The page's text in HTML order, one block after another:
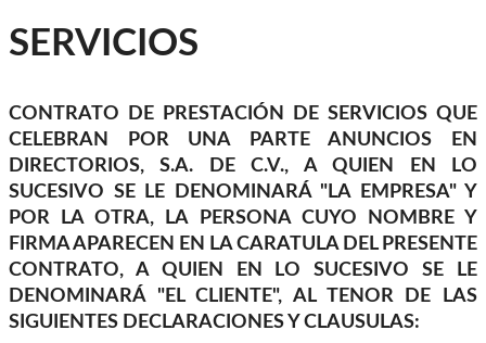
SERVICIOS
CONTRATO DE PRESTACIÓN DE SERVICIOS QUE
CELEBRAN POR UNA PARTE ANUNCIOS EN
DIRECTORIOS, S.A. DE C.V., A QUIEN EN LO
SUCESIVO SE LE DENOMINARÁ "LA EMPRESA" Y
POR LA OTRA, LA PERSONA CUYO NOMBRE Y
FIRMA APARECEN EN LA CARATULA DEL PRESENTE
CONTRATO, A QUIEN EN LO SUCESIVO SE LE
DENOMINARÁ "EL CLIENTE", AL TENOR DE LAS
SIGUIENTES DECLARACIONES Y CLAUSULAS: